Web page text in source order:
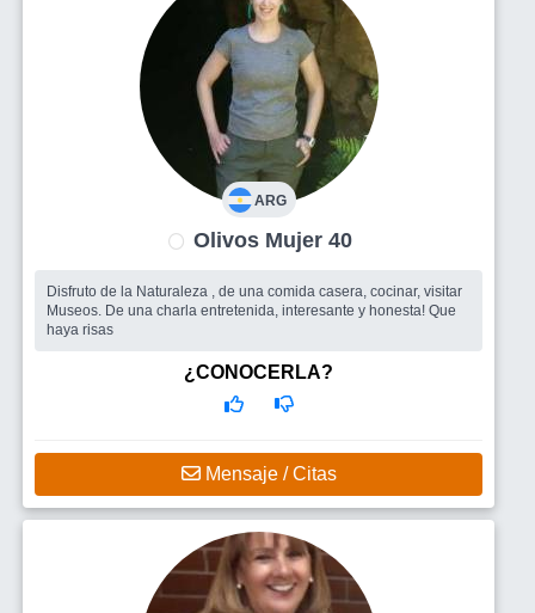
ARG
Olivos Mujer 40
Disfruto de la Naturaleza , de una comida casera, cocinar, visitar
Museos. De una charla entretenida, interesante y honesta! Que
haya risas
¿CONOCERLA?
Mensaje / Citas